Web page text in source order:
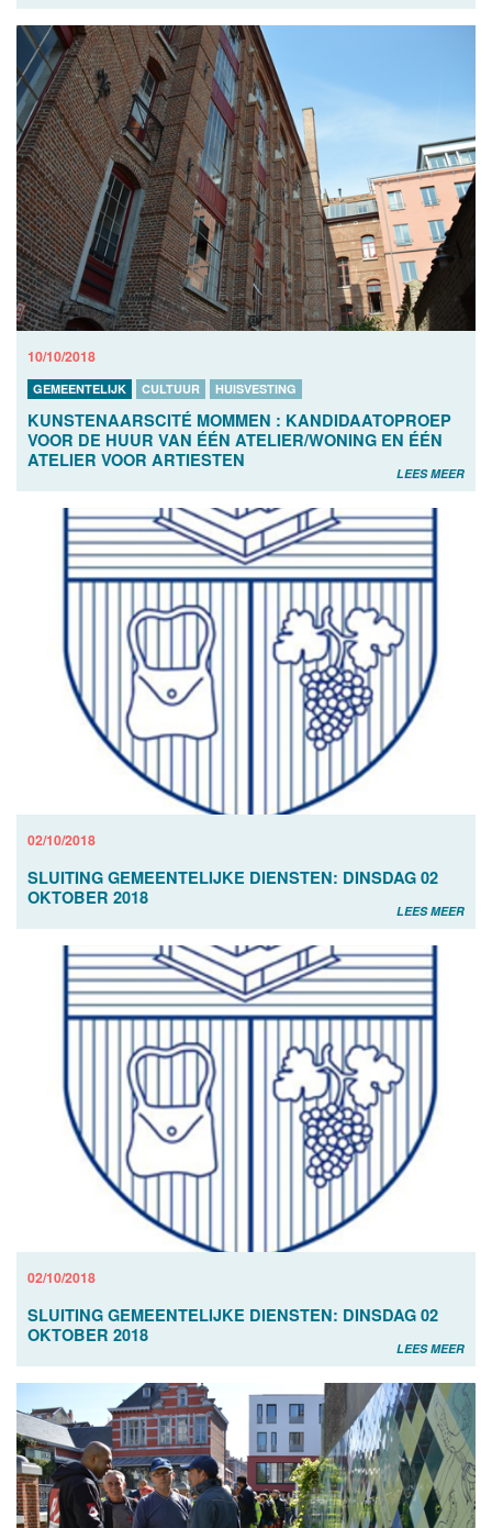
10/10/2018
GEMEENTELIJK CULTUUR HUISVESTING
KUNSTENAARSCITÉ MOMMEN : KANDIDAATOPROEP
VOOR DE HUUR VAN ÉÉN ATELIER/WONING EN ÉÉN
ATELIER VOOR ARTIESTEN
LEES MEER
02/10/2018
SLUITING GEMEENTELIJKE DIENSTEN: DINSDAG 02
OKTOBER 2018
LEES MEER
02/10/2018
SLUITING GEMEENTELIJKE DIENSTEN: DINSDAG 02
OKTOBER 2018
LEES MEER